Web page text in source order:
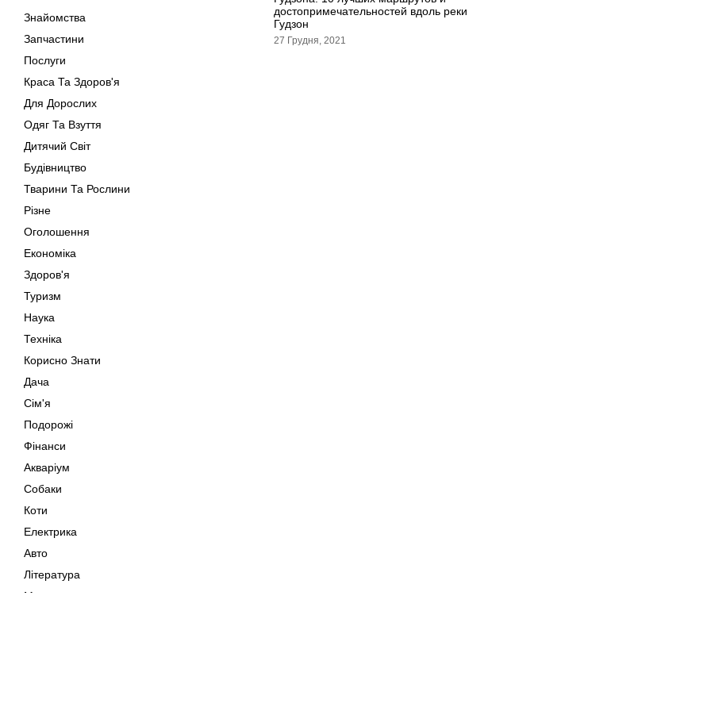
Знайомства
Запчастини
Послуги
Краса Та Здоров'я
Для Дорослих
Одяг Та Взуття
Дитячий Світ
Будівництво
Тварини Та Рослини
Різне
Оголошення
Економіка
Здоров'я
Туризм
Наука
Техніка
Корисно Знати
Дача
Сім'я
Подорожі
Фінанси
Акваріум
Собаки
Коти
Електрика
Авто
Література
Музика
достопримечательностей вдоль реки
Гудзон
27 Грудня, 2021